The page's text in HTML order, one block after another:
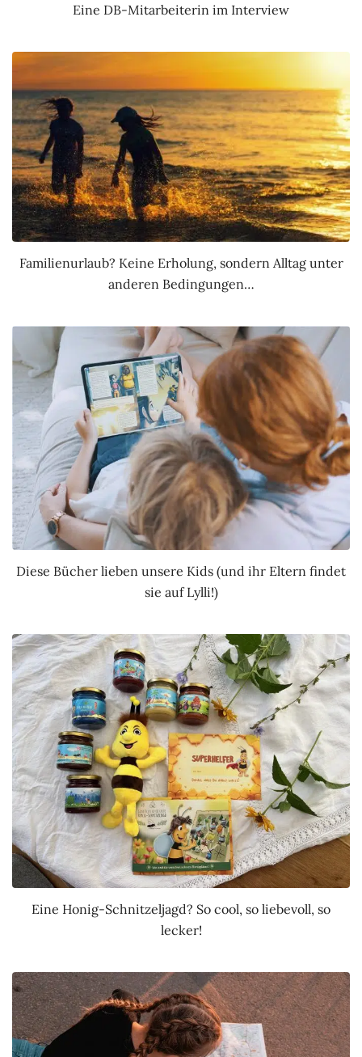
Eine DB-Mitarbeiterin im Interview
Familienurlaub? Keine Erholung, sondern Alltag unter
anderen Bedingungen…
Diese Bücher lieben unsere Kids (und ihr Eltern findet
sie auf Lylli!)
Eine Honig-Schnitzeljagd? So cool, so liebevoll, so
lecker!